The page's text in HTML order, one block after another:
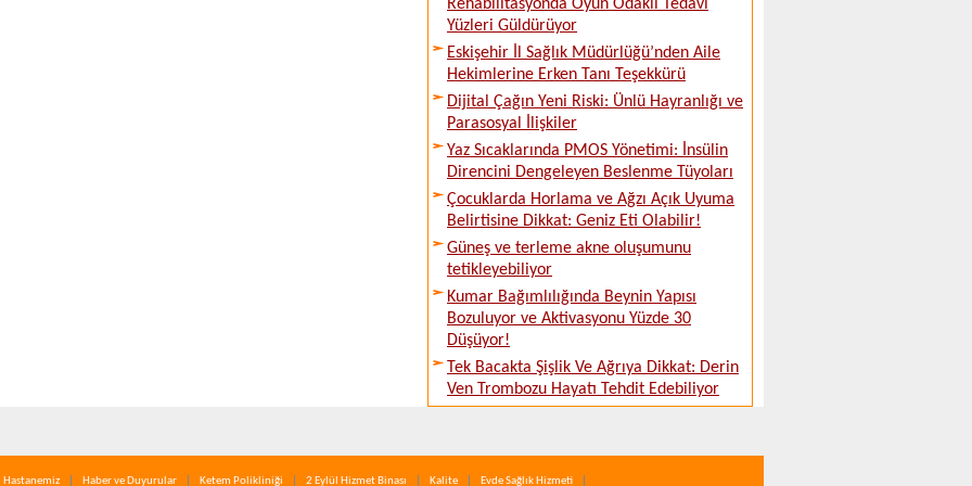
Rehabilitasyonda Oyun Odaklı Tedavi
Yüzleri Güldürüyor
Eskişehir İl Sağlık Müdürlüğü’nden Aile
Hekimlerine Erken Tanı Teşekkürü
Dijital Çağın Yeni Riski: Ünlü Hayranlığı ve
Parasosyal İlişkiler
Yaz Sıcaklarında PMOS Yönetimi: İnsülin
Direncini Dengeleyen Beslenme Tüyoları
Çocuklarda Horlama ve Ağzı Açık Uyuma
Belirtisine Dikkat: Geniz Eti Olabilir!
Güneş ve terleme akne oluşumunu
tetikleyebiliyor
Kumar Bağımlılığında Beynin Yapısı
Bozuluyor ve Aktivasyonu Yüzde 30
Düşüyor!
Tek Bacakta Şişlik Ve Ağrıya Dikkat: Derin
Ven Trombozu Hayatı Tehdit Edebiliyor
Hastanemiz Haber ve Duyurular Ketem Polikliniği 2 Eylül Hizmet Binası Kalite Evde Sağlık Hizmeti